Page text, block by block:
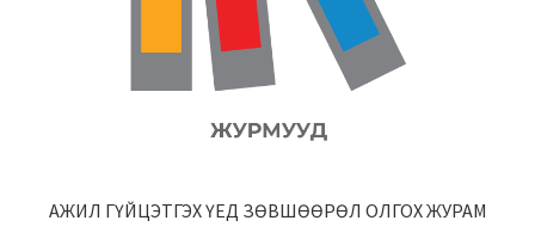
АЖИЛ ГҮЙЦЭТГЭХ ҮЕД ЗӨВШӨӨРӨЛ ОЛГОХ ЖУРАМ